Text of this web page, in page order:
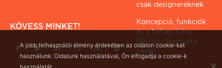
KÖVESS MINKET!
csak designereknek
Koncepció, funkciók
és a helyes irány
Ne építs homokra
várat!
A jobb felhasználói élmény érdekében az oldalon cookie-kat
használunk. Oldalunk használatával, Ön elfogadja a cookie-k